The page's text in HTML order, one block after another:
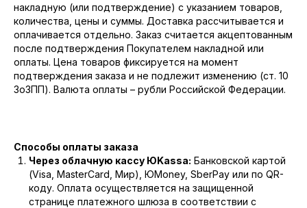
накладную (или подтверждение) с указанием товаров,
количества, цены и суммы. Доставка рассчитывается и
оплачивается отдельно. Заказ считается акцептованным
после подтверждения Покупателем накладной или
оплаты. Цена товаров фиксируется на момент
подтверждения заказа и не подлежит изменению (ст. 10
ЗоЗПП). Валюта оплаты – рубли Российской Федерации.
Способы оплаты заказа
Через облачную кассу ЮKassa: Банковской картой
(Visa, MasterCard, Мир), ЮMoney, SberPay или по QR-
коду. Оплата осуществляется на защищенной
странице платежного шлюза в соответствии с